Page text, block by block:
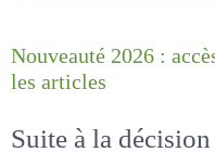
Nouveauté 2026 :